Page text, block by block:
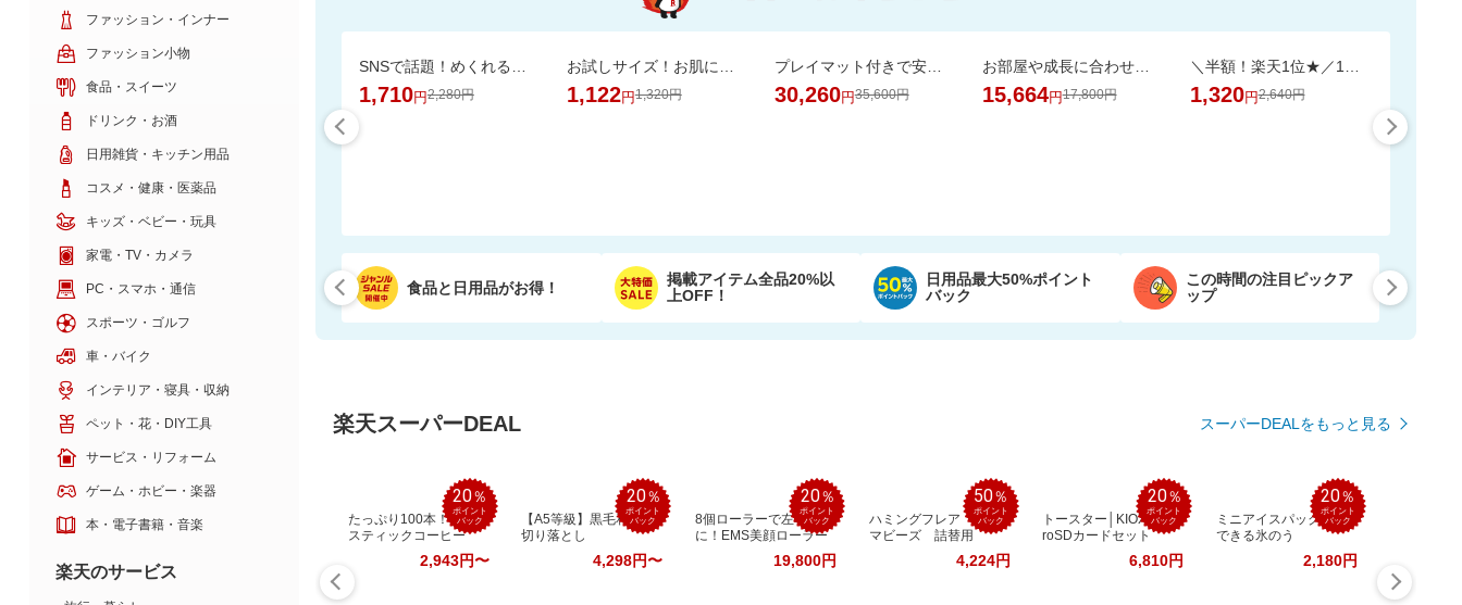
1,710円2,280円 1,122円1,320円
プレイマット付きで安心・快適な遊び空間
30,260円35,600円
お部屋や成長に合わせて7通りに使える、多機能ベビーサークル
15,664円17,800円 1,320円2,640円
食品と日用品がお得！
掲載アイテム全品20%以
上OFF！
日用品最大50%ポイント
バック
この時間の注目ピックア
ップ
楽天スーパーDEAL スーパーDEALをもっと見る
20％
ポイント
バック
たっぷり100本！お手軽
スティックコーヒー
2,943円〜
20％
ポイント
バック
【A5等級】黒毛和牛｜
切り落とし
4,298円〜
20％
ポイント
バック
8個ローラーで左右対称
に！EMS美顔ローラー
19,800円
50％
ポイント
バック
ハミングフレア アロ
マビーズ 詰替用
4,224円
20％
ポイント
バック
トースター│KIOXIA mic
roSDカードセット
6,810円
20％
ポイント
バック
ミニアイスパック│携帯
できる氷のう
2,180円
ファッション・インナー
ファッション小物
食品・スイーツ
ドリンク・お酒
日用雑貨・キッチン用品
コスメ・健康・医薬品
キッズ・ベビー・玩具
家電・TV・カメラ
PC・スマホ・通信
スポーツ・ゴルフ
車・バイク
インテリア・寝具・収納
ペット・花・DIY工具
サービス・リフォーム
ゲーム・ホビー・楽器
本・電子書籍・音楽
楽天のサービス